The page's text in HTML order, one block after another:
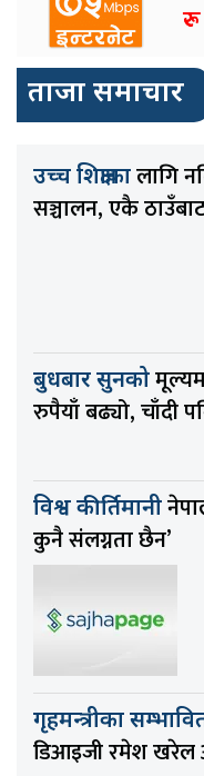
ताजा समाचार
उच्च शिक्षाकालागि
सञ्चालन, एकै
बुधबार सुनको
रुपैयाँ बढ्यो, चाँदी
विश्व कीर्तिमानी
कुनै संलग्नता छैन’
गृहमन्त्रीका
डिआइजी रमेश खरेल